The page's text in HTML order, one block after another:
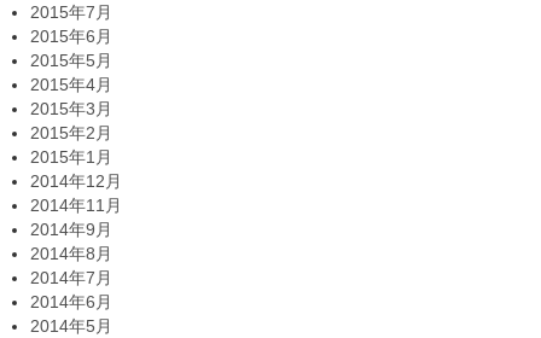
2015年7月
2015年6月
2015年5月
2015年4月
2015年3月
2015年2月
2015年1月
2014年12月
2014年11月
2014年9月
2014年8月
2014年7月
2014年6月
2014年5月